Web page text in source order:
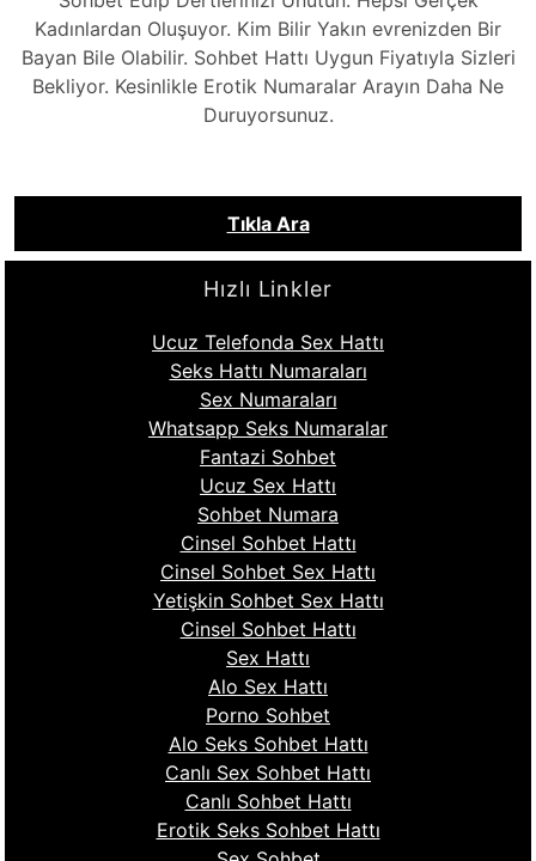
Kadınlardan Oluşuyor. Kim Bilir Yakın evrenizden Bir
Bayan Bile Olabilir. Sohbet Hattı Uygun Fiyatıyla Sizleri
Bekliyor. Kesinlikle Erotik Numaralar Arayın Daha Ne
Duruyorsunuz.
Tıkla Ara
Hızlı Linkler
Ucuz Telefonda Sex Hattı
Seks Hattı Numaraları
Sex Numaraları
Whatsapp Seks Numaralar
Fantazi Sohbet
Ucuz Sex Hattı
Sohbet Numara
Cinsel Sohbet Hattı
Cinsel Sohbet Sex Hattı
Yetişkin Sohbet Sex Hattı
Cinsel Sohbet Hattı
Sex Hattı
Alo Sex Hattı
Porno Sohbet
Alo Seks Sohbet Hattı
Canlı Sex Sohbet Hattı
Canlı Sohbet Hattı
Erotik Seks Sohbet Hattı